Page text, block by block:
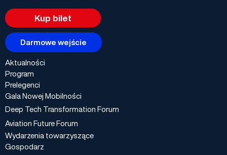
Kup bilet
Darmowe wejście
Aktualności
Program
Prelegenci
Gala Nowej Mobilności
Deep Tech Transformation Forum
Aviation Future Forum
Wydarzenia towarzyszące
Gospodarz